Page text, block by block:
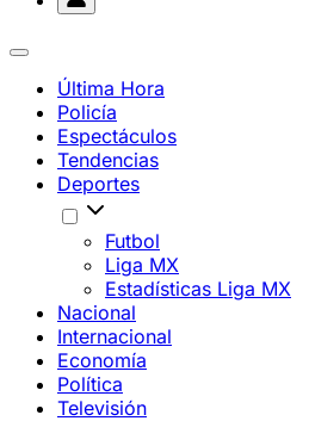
Última Hora
Policía
Espectáculos
Tendencias
Deportes
Futbol
Liga MX
Estadísticas Liga MX
Nacional
Internacional
Economía
Política
Televisión